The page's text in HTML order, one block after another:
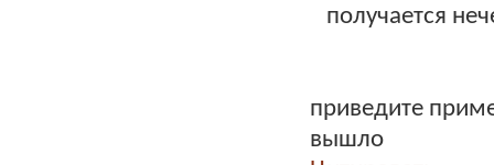
получается
приведите
вышло